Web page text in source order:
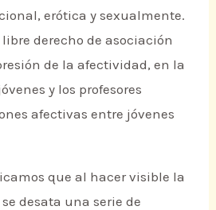
erótica y sexualmente.
derecho de asociación
de la afectividad, en la
y los profesores
afectivas entre jóvenes
que al hacer visible la
desata una serie de